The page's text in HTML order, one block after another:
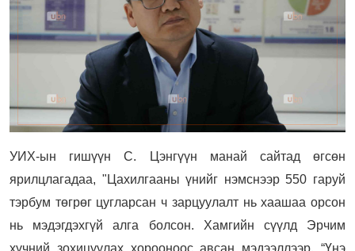
УИХ-ын гишүүн С. Цэнгүүн манай сайтад өгсөн
ярилцлагадаа, "Цахилгааны үнийг нэмснээр 550 гаруй
тэрбум төгрөг цугларсан ч зарцуулалт нь хаашаа орсон
нь мэдэгдэхгүй алга болсон. Хамгийн сүүлд Эрчим
хүчний зохицуулах хорооноос авсан мэдээллээр, “Үнэ